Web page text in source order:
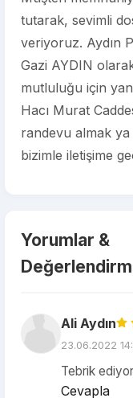
tutarak, sevimli
veriyoruz. Aydın
Gazi AYDIN
mutluluğu için
Hacı Murat
randevu almak
bizimle iletişime
Yorumlar &
Ali Aydın
23.06.2022
Tebrik
Cevapla